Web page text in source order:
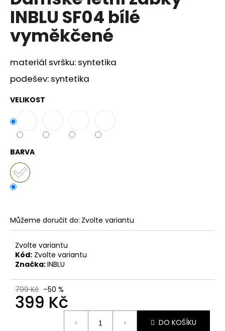
0,0
5
hvězdiček.
INBLU SF04 bílé
vyměkčené
materiál svršku: syntetika
podešev: syntetika
VELIKOST
BARVA
Můžeme doručit do: Zvolte variantu
Zvolte variantu
Kód: Zvolte variantu
Značka:INBLU
799 Kč –50 %
399 Kč
DO KOŠÍKU
a
j
í
?
HLEDAT
D
o
p
o
u
č
e
m
e
DÁMSKÉ